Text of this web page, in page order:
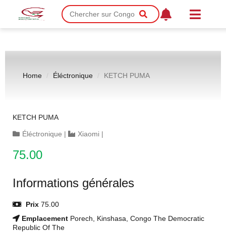
Home Éléctronique KETCH PUMA
KETCH PUMA
Éléctronique | Xiaomi |
75.00
Informations générales
Prix 75.00
Emplacement Porech, Kinshasa, Congo The Democratic
Republic Of The